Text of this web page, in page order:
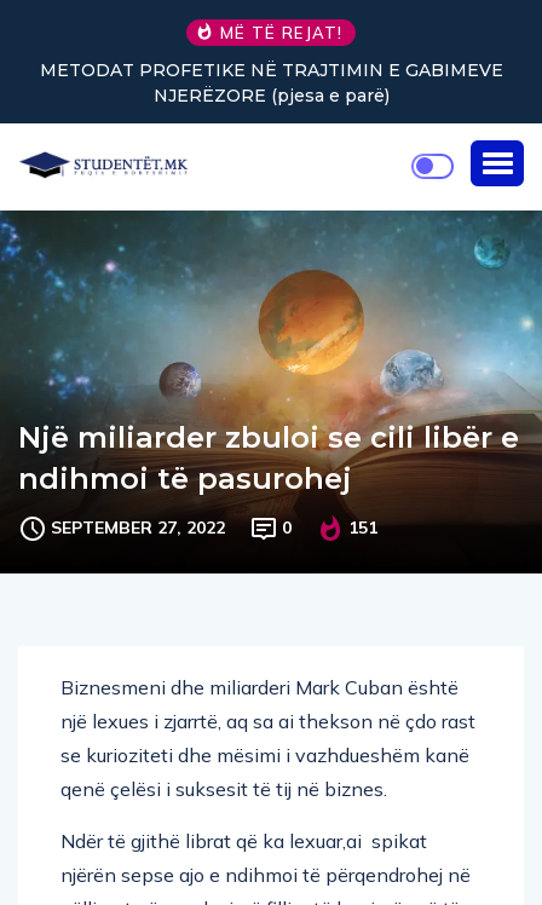
MË TË REJAT!
GABIMEVE
Nuk keni vullnet për të punuar? Tre truke
rikthejnë energjinë
Një miliarder zbuloi se cili libër e
ndihmoi të pasurohej
SEPTEMBER 27, 2022 0 151
Biznesmeni dhe miliarderi Mark Cuban është
një lexues i zjarrtë, aq sa ai thekson në çdo rast
se kurioziteti dhe mësimi i vazhdueshëm kanë
qenë çelësi i suksesit të tij në biznes.
Ndër të gjithë librat që ka lexuar,ai spikat
njërën sepse ajo e ndihmoi të përqendrohej në